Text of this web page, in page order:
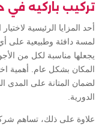
تركيب باركيه في
أحد المزايا الرئيسية
لمسة دافئة وطبيعية على
يجعلها مناسبة لكل من
المكان بشكل عام. أهمية
لضمان المتانة على المدى
الدورية.
علاوة على ذلك، تساهم